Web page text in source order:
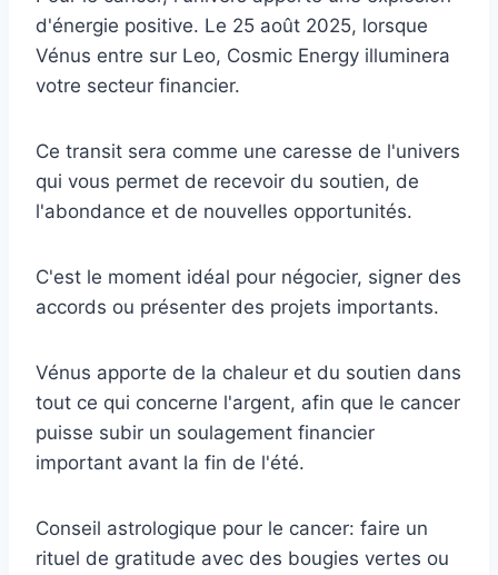
d'énergie positive. Le 25 août 2025, lorsque
Vénus entre sur Leo, Cosmic Energy illuminera
votre secteur financier.
Ce transit sera comme une caresse de l'univers
qui vous permet de recevoir du soutien, de
l'abondance et de nouvelles opportunités.
C'est le moment idéal pour négocier, signer des
accords ou présenter des projets importants.
Vénus apporte de la chaleur et du soutien dans
tout ce qui concerne l'argent, afin que le cancer
puisse subir un soulagement financier
important avant la fin de l'été.
Conseil astrologique pour le cancer: faire un
rituel de gratitude avec des bougies vertes ou